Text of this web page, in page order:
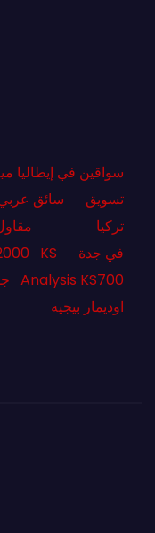
سواقين في إيطاليا
تسويق
سائق عربي
تركيا
في جدة
KS
Analysis KS700
اوديمار بيجيه